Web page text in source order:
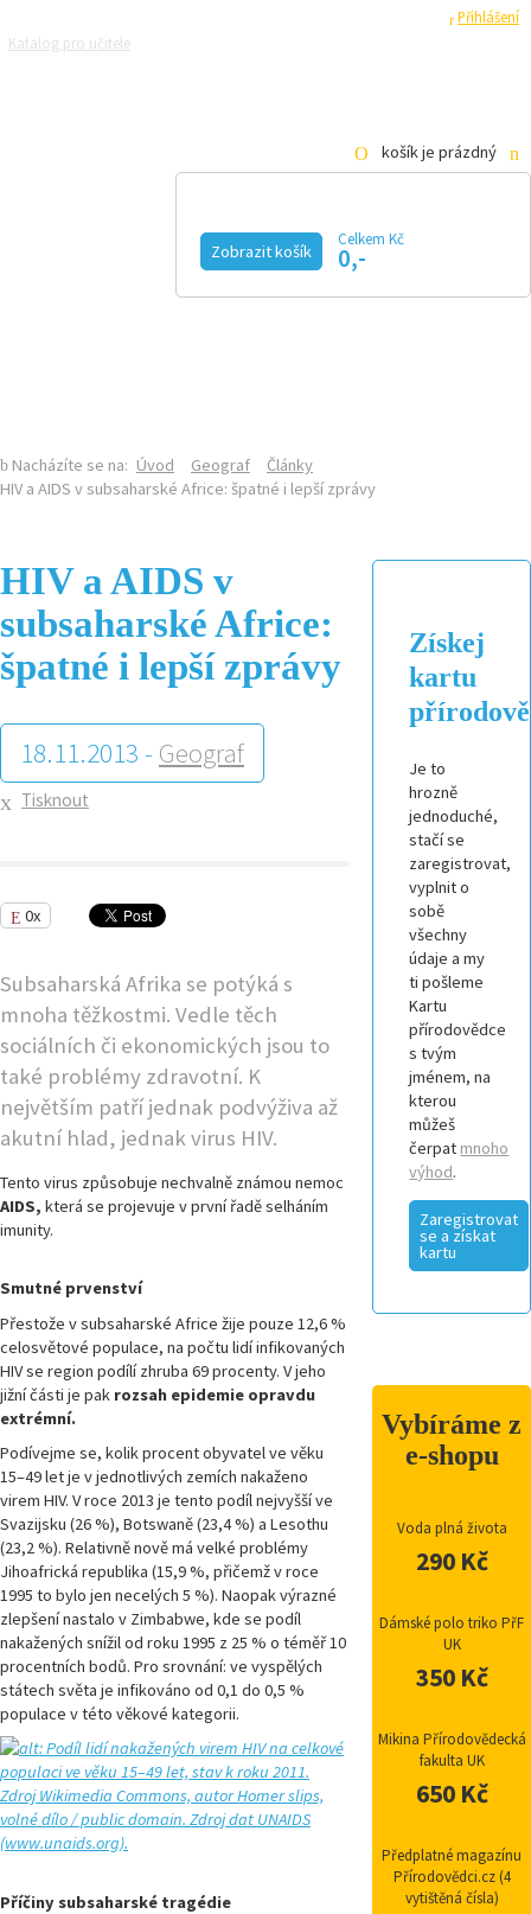
Přihlášení
Katalog pro učitele
košík je prázdný
Zobrazit košík
Celkem Kč
0,-
GEOGRAF
Nacházíte se na: Úvod Geograf
Články
HIV a AIDS v subsaharské Africe: špatné i lepší zprávy
HIV a AIDS v
subsaharské Africe:
špatné i lepší zprávy
18.11.2013 - Geograf
Tisknout
0x
Subsaharská Afrika se potýká s
mnoha těžkostmi. Vedle těch
sociálních či ekonomických jsou to
také problémy zdravotní. K
největším patří jednak podvýživa až
akutní hlad, jednak virus HIV.
Tento virus způsobuje nechvalně známou nemoc
AIDS, která se projevuje v první řadě selháním
imunity.
Smutné prvenství
Přestože v subsaharské Africe žije pouze 12,6 %
celosvětové populace, na počtu lidí infikovaných
HIV se region podílí zhruba 69 procenty. V jeho
jižní části je pak rozsah epidemie opravdu
extrémní.
Podívejme se, kolik procent obyvatel ve věku
15–49 let je v jednotlivých zemích nakaženo
virem HIV. V roce 2013 je tento podíl nejvyšší ve
Svazijsku (26 %), Botswaně (23,4 %) a Lesothu
(23,2 %). Relativně nově má velké problémy
Jihoafrická republika (15,9 %, přičemž v roce
1995 to bylo jen necelých 5 %). Naopak výrazné
zlepšení nastalo v Zimbabwe, kde se podíl
nakažených snížil od roku 1995 z 25 % o téměř 10
procentních bodů. Pro srovnání: ve vyspělých
státech světa je infikováno od 0,1 do 0,5 %
populace v této věkové kategorii.
Příčiny subsaharské tragédie
Získej
kartu
Je to
hrozně
jednoduché,
stačí se
zaregistrovat,
vyplnit o
sobě
všechny
údaje a my
ti pošleme
Kartu
přírodovědce
s tvým
jménem, na
kterou
můžeš
čerpat mnoho
výhod.
Zaregistrovat
se a získat
kartu
Vybíráme z
e-shopu
Voda plná života
290 Kč
Dámské polo triko PřF
UK
350 Kč
Mikina Přírodovědecká
fakulta UK
650 Kč
Předplatné magazínu
Přírodovědci.cz (4
vytištěná čísla)